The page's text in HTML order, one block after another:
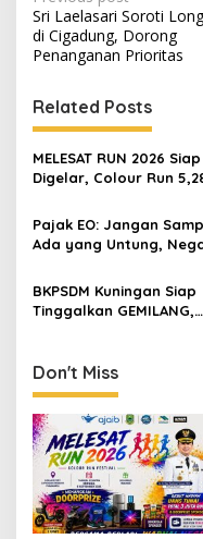
navigation
Sri Laelasari Soroti
di Cigadung, Dorong
Penanganan Prioritas
Related Posts
MELESAT RUN 2026 Siap
Digelar, Colour Run
dan Promosi Kuningan
Pajak EO: Jangan
Ada yang Untung,
BKPSDM Kuningan Siap
Tinggalkan GEMILANG,
ASN
Don't Miss